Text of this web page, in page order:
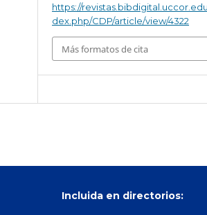
https://
dex.php/CDP/article/view/4322
Más formatos de cita
Incluida en directorios: